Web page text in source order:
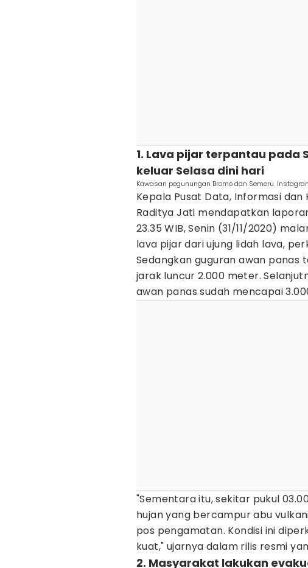
1. Lava pijar terpantau pada
keluar Selasa dini hari
Kawasan pegunungan Bromo dan Semeru.
Kepala Pusat Data, Informasi dan
Raditya Jati mendapatkan
23.35 WIB, Senin (31/11/2020)
lava pijar dari ujung lidah lava,
Sedangkan guguran awan panas
jarak luncur 2.000 meter.
awan panas sudah mencapai
"Sementara itu, sekitar pukul
hujan yang bercampur abu
pos pengamatan. Kondisi ini
kuat," ujarnya dalam rilis resmi
2. Masyarakat lakukan